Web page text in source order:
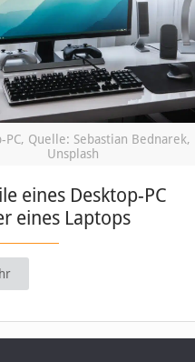
PC, Quelle: Sebastian Bednarek,
Unsplash
eines Desktop-PC
eines Laptops